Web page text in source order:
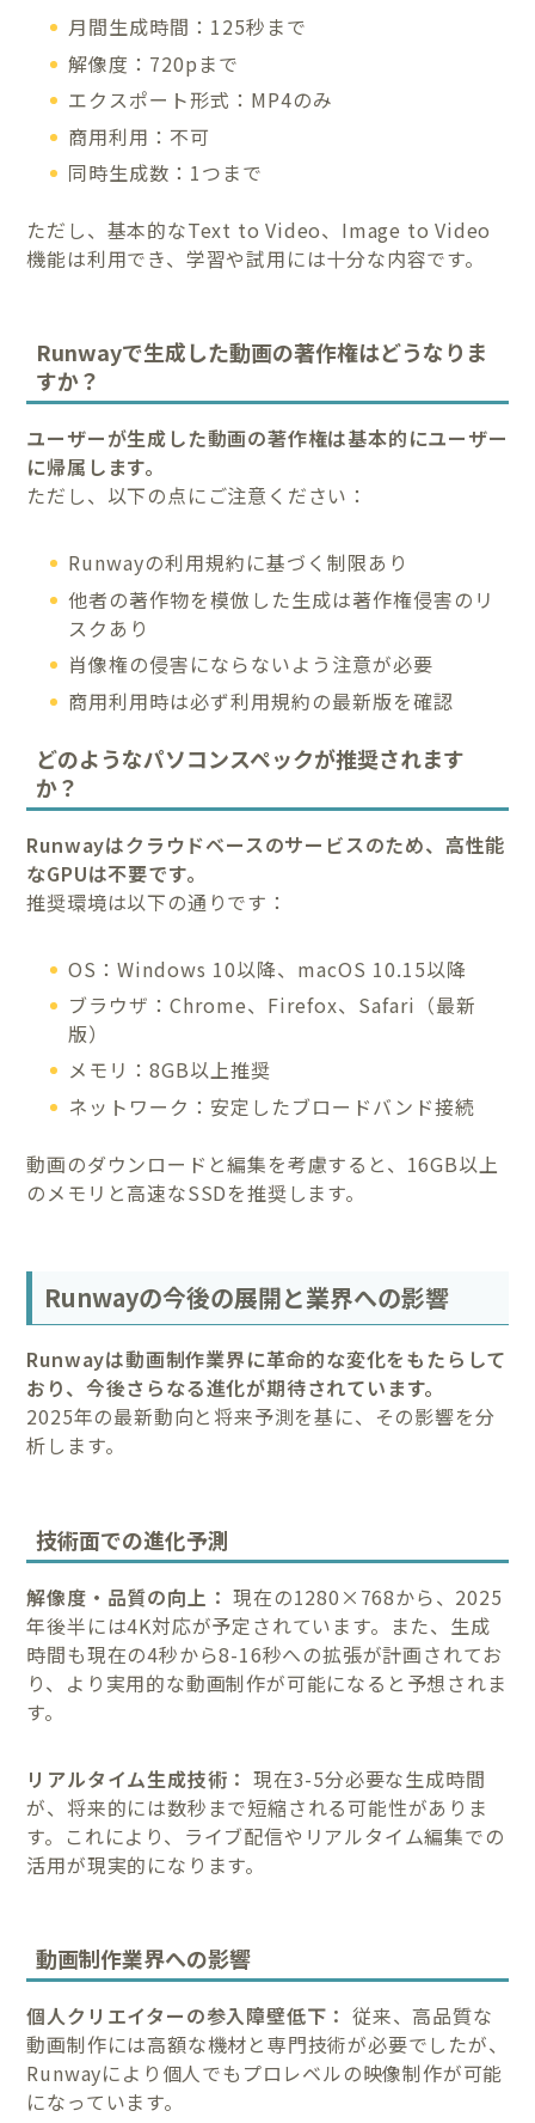
月間生成時間：125秒まで
解像度：720pまで
エクスポート形式：MP4のみ
商用利用：不可
同時生成数：1つまで
ただし、基本的なText to Video、Image to Video
機能は利用でき、学習や試用には十分な内容です。
Runwayで生成した動画の著作権はどうなりま
すか？
ユーザーが生成した動画の著作権は基本的にユーザー
に帰属します。
ただし、以下の点にご注意ください：
Runwayの利用規約に基づく制限あり
他者の著作物を模倣した生成は著作権侵害のリ
スクあり
肖像権の侵害にならないよう注意が必要
商用利用時は必ず利用規約の最新版を確認
どのようなパソコンスペックが推奨されます
か？
Runwayはクラウドベースのサービスのため、高性能
なGPUは不要です。
推奨環境は以下の通りです：
OS：Windows 10以降、macOS 10.15以降
ブラウザ：Chrome、Firefox、Safari（最新
版）
メモリ：8GB以上推奨
ネットワーク：安定したブロードバンド接続
動画のダウンロードと編集を考慮すると、16GB以上
のメモリと高速なSSDを推奨します。
Runwayの今後の展開と業界への影響
Runwayは動画制作業界に革命的な変化をもたらして
おり、今後さらなる進化が期待されています。
2025年の最新動向と将来予測を基に、その影響を分
析します。
技術面での進化予測
解像度・品質の向上： 現在の1280×768から、2025
年後半には4K対応が予定されています。また、生成
時間も現在の4秒から8-16秒への拡張が計画されてお
り、より実用的な動画制作が可能になると予想されま
す。
リアルタイム生成技術： 現在3-5分必要な生成時間
が、将来的には数秒まで短縮される可能性がありま
す。これにより、ライブ配信やリアルタイム編集での
活用が現実的になります。
動画制作業界への影響
個人クリエイターの参入障壁低下： 従来、高品質な
動画制作には高額な機材と専門技術が必要でしたが、
Runwayにより個人でもプロレベルの映像制作が可能
になっています。